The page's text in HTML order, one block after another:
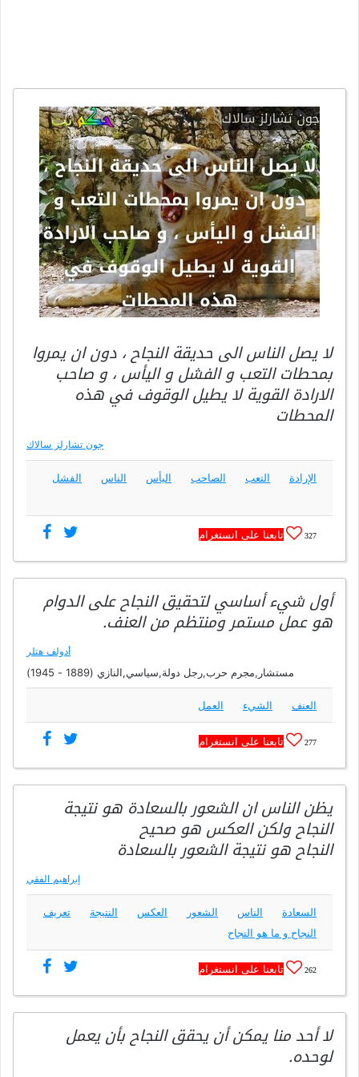
لا يصل الناس الى حديقة النجاح ، دون ان يمروا
بمحطات التعب و الفشل و اليأس ، و صاحب
الارادة القوية لا يطيل الوقوف في هذه
المحطات
جون تشارلز سالاك
الإرادة التعب الصاحب اليأس الناس الفشل
327 تابعنا على انستغرام
أول شيء أساسي لتحقيق النجاح على الدوام
هو عمل مستمر ومنتظم من العنف.
أدولف هتلر
مستشار,مجرم حرب,رجل دولة,سياسي,النازي (1889 - 1945)
العنف الشيء العمل
277 تابعنا على انستغرام
يظن الناس ان الشعور بالسعادة هو نتيجة
النجاح ولكن العكس هو صحيح
النجاح هو نتيجة الشعور بالسعادة
إبراهيم الفقي
السعادة الناس الشعور العكس النتيجة
تعريف
النجاح و ما هو النجاح
262 تابعنا على انستغرام
لا أحد منا يمكن أن يحقق النجاح بأن يعمل
لوحده.